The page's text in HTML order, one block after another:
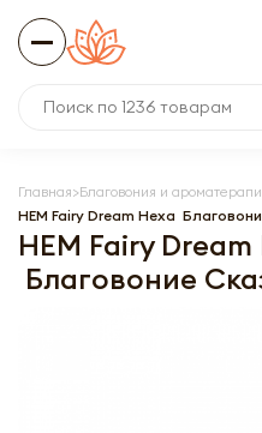
Главная Благовония и
HEM Fairy Dream Hexa
HEM Fairy Dream
Благовоние